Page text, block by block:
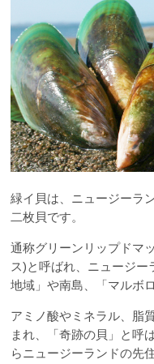
緑イ貝は、ニュージーラ
二枚貝です。
通称グリーンリップドマ
ス)と呼ばれ、ニュージ
地域」や南島、「マルボ
アミノ酸やミネラル、脂
まれ、「奇跡の貝」と呼
らニュージーランドの先